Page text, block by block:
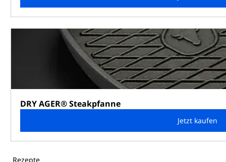
DRY AGER® Steakpfanne
Jetzt kaufen
Rezepte